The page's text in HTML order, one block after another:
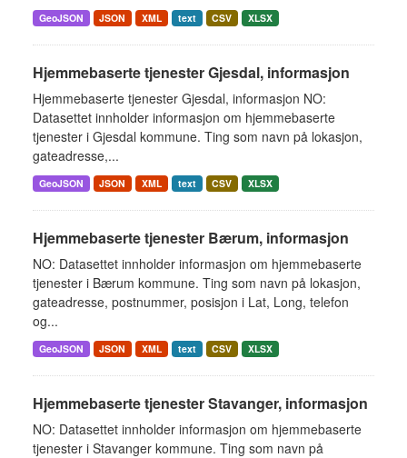
GeoJSON JSON XML text CSV XLSX
Hjemmebaserte tjenester Gjesdal, informasjon
Hjemmebaserte tjenester Gjesdal, informasjon NO:
Datasettet innholder informasjon om hjemmebaserte
tjenester i Gjesdal kommune. Ting som navn på lokasjon,
gateadresse,...
GeoJSON JSON XML text CSV XLSX
Hjemmebaserte tjenester Bærum, informasjon
NO: Datasettet innholder informasjon om hjemmebaserte
tjenester i Bærum kommune. Ting som navn på lokasjon,
gateadresse, postnummer, posisjon i Lat, Long, telefon
og...
GeoJSON JSON XML text CSV XLSX
Hjemmebaserte tjenester Stavanger, informasjon
NO: Datasettet innholder informasjon om hjemmebaserte
tjenester i Stavanger kommune. Ting som navn på